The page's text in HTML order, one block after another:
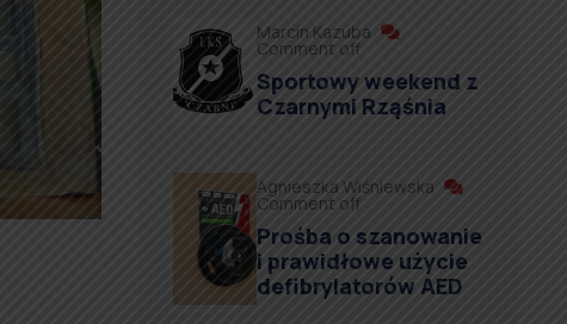
Marcin Kazuba
Comment off
Sportowy weekend z
Czarnymi Rząśnia
Agnieszka Wiśniewska
Comment off
Prośba o szanowanie
i prawidłowe użycie
defibrylatorów AED